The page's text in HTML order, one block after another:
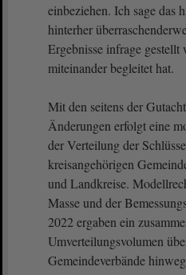
einbeziehen. Ich sage das
hinterher
Ergebnisse infrage
miteinander begleitet hat.
Mit den seitens der
Änderungen erfolgt eine
der Verteilung der
kreisangehörigen
und Landkreise.
Masse und der
2022 ergaben ein
Umverteilungsvolumen
Gemeindeverbände